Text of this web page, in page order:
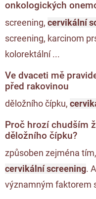
onkologických
screening, cervikální
screening, karcinom
kolorektální ...
Ve dvaceti mě
před rakovinou
děložního čípku,
Proč hrozí chudším
děložního čípku?
způsoben zejména
cervikální screening.
významným faktorem